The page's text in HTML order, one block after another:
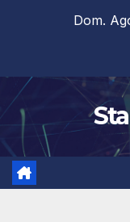
Dom.